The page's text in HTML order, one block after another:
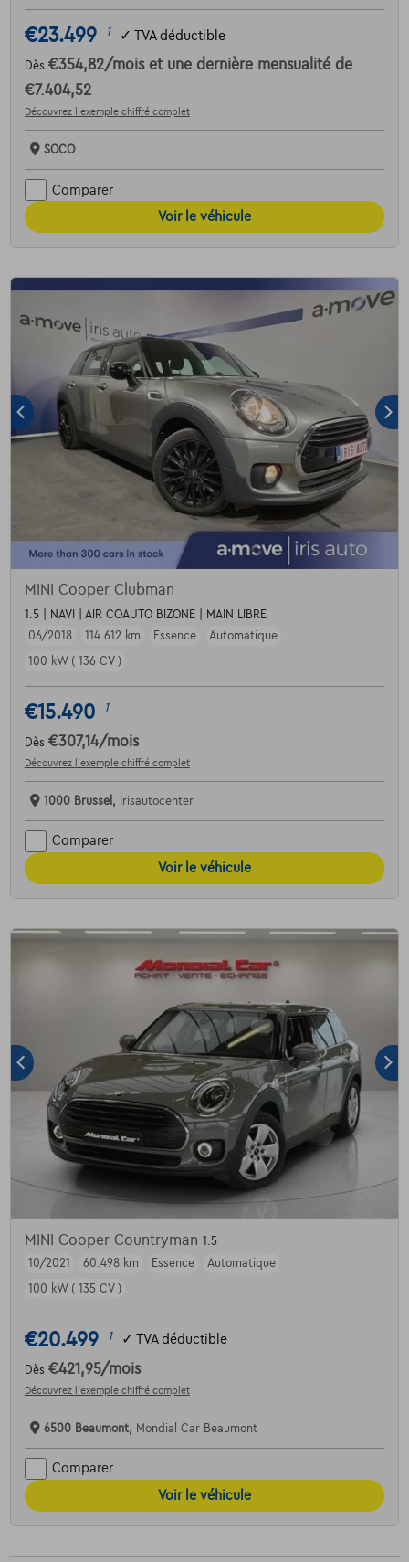
€23.499 1 ✓ TVA déductible
Dès €354,82/mois et une dernière mensualité de
€7.404,52
Découvrez l’exemple chiffré complet
SOCO
Comparer
Voir le véhicule
MINI Cooper Clubman
1.5 | NAVI | AIR COAUTO BIZONE | MAIN LIBRE
06/2018
114.612 km Essence
Automatique
100 kW ( 136 CV )
€15.490 1
Dès €307,14/mois
Découvrez l’exemple chiffré complet
1000 Brussel, Irisautocenter
Comparer
Voir le véhicule
MINI Cooper Countryman 1.5
10/2021
60.498 km Essence
Automatique
100 kW ( 135 CV )
€20.499 1 ✓ TVA déductible
Dès €421,95/mois
Découvrez l’exemple chiffré complet
6500 Beaumont, Mondial Car Beaumont
Comparer
Voir le véhicule